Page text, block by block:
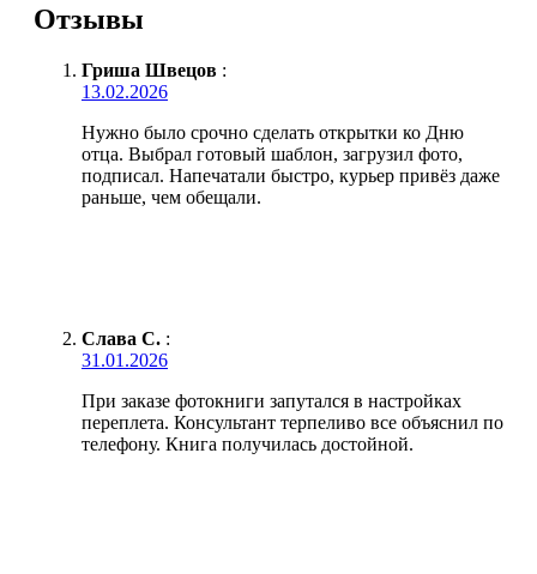
Отзывы
Гриша Швецов :
13.02.2026
Нужно было срочно сделать открытки ко Дню
отца. Выбрал готовый шаблон, загрузил фото,
подписал. Напечатали быстро, курьер привёз даже
раньше, чем обещали.
Слава С. :
31.01.2026
При заказе фотокниги запутался в настройках
переплета. Консультант терпеливо все объяснил по
телефону. Книга получилась достойной.